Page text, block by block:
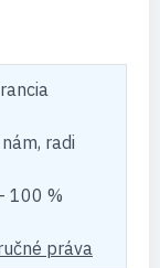
radi
100 %
práva